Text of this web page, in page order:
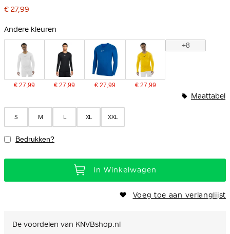
begin
de
€ 27,99
Andere kleuren
€ 27,99 € 27,99 € 27,99 € 27,99
+8
S M L XL XXL
Maattabel
Bedrukken?
In Winkelwagen
Voeg toe aan verlanglijst
De voordelen van KNVBshop.nl